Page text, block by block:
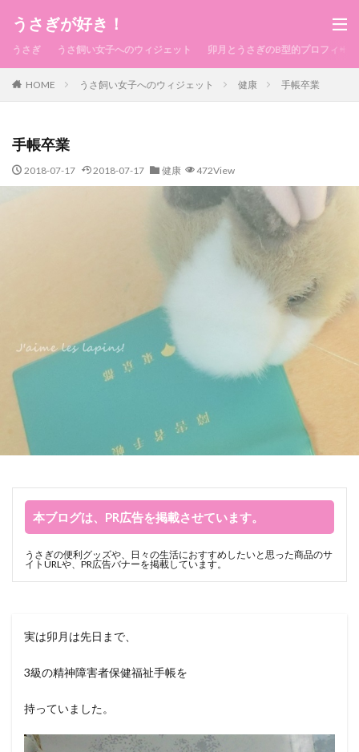
うさぎが好き！
うさぎ うさ飼い女子へのウィジェット 卯月とうさぎのB型的プロフィール
HOME うさ飼い女子へのウィジェット 健康 手帳卒業
手帳卒業
2018-07-17 2018-07-17 健康 472View
本ブログは、PR広告を掲載させています。
うさぎの便利グッズや、日々の生活におすすめしたいと思った商品のサ
イトURLや、PR広告バナーを掲載しています。
実は卯月は先日まで、
3級の精神障害者保健福祉手帳を
持っていました。